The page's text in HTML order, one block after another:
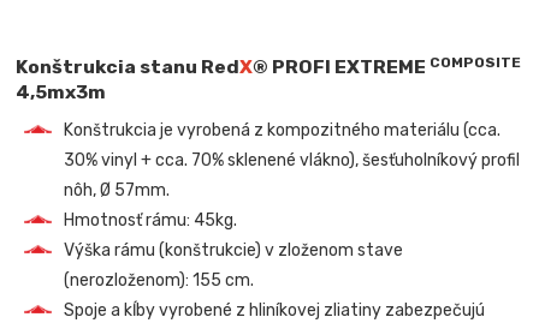
Konštrukcia stanu RedX® PROFI EXTREME COMPOSITE
4,5mx3m
Konštrukcia je vyrobená z kompozitného materiálu (cca.
30% vinyl + cca. 70% sklenené vlákno), šesťuholníkový profil
nôh, Ø 57mm.
Hmotnosť rámu: 45kg.
Výška rámu (konštrukcie) v zloženom stave
(nerozloženom): 155 cm.
Spoje a kĺby vyrobené z hliníkovej zliatiny zabezpečujú